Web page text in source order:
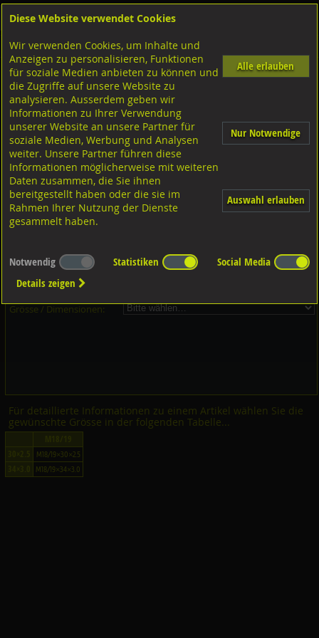
Shop Unterlagscheiben Diverse Unterlagscheiben nach Grösse
Unterlagscheiben, A2 rostfrei
Dieser Artikel ist in 2 Grössen erhältlich - Bitte wählen Sie...
Artikel-Nr.:
Verpackungs-Einheit:
Grösse / Dimensionen:
Für detaillierte Informationen zu einem Artikel wählen Sie die
gewünschte Grösse in der folgenden Tabelle...
M18/19×30×2.5
M18/19×34×3.0
Diese Website verwendet Cookies
Wir verwenden Cookies, um Inhalte und
Anzeigen zu personalisieren, Funktionen
für soziale Medien anbieten zu können und
die Zugriffe auf unsere Website zu
analysieren. Ausserdem geben wir
Informationen zu Ihrer Verwendung
unserer Website an unsere Partner für
soziale Medien, Werbung und Analysen
weiter. Unsere Partner führen diese
Informationen möglicherweise mit weiteren
Daten zusammen, die Sie ihnen
bereitgestellt haben oder die sie im
Rahmen Ihrer Nutzung der Dienste
gesammelt haben.
Alle erlauben
Nur Notwendige
Auswahl erlauben
Notwendig Statistiken
Social Media
Details zeigen